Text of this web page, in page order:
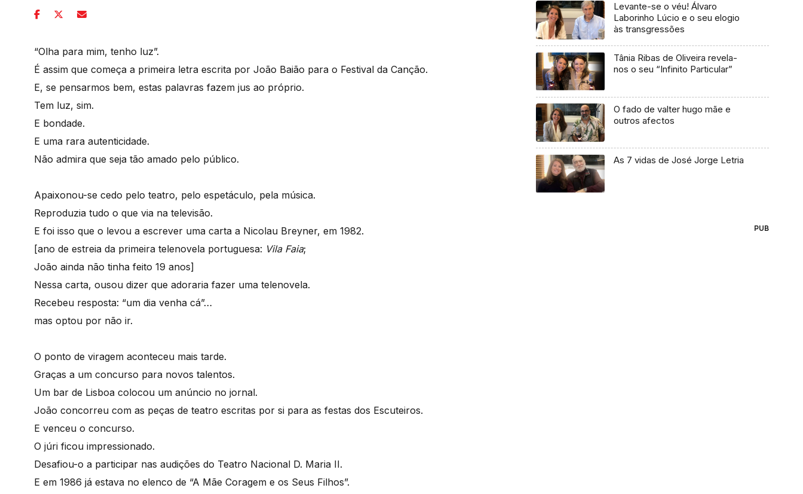
“Olha para mim, tenho luz”.
É assim que começa a primeira letra escrita por João Baião para o Festival da Canção.
E, se pensarmos bem, estas palavras fazem jus ao próprio.
Tem luz, sim.
E bondade.
E uma rara autenticidade.
Não admira que seja tão amado pelo público.
Apaixonou-se cedo pelo teatro, pelo espetáculo, pela música.
Reproduzia tudo o que via na televisão.
E foi isso que o levou a escrever uma carta a Nicolau Breyner, em 1982.
[ano de estreia da primeira telenovela portuguesa: Vila Faia;
João ainda não tinha feito 19 anos]
Nessa carta, ousou dizer que adoraria fazer uma telenovela.
Recebeu resposta: “um dia venha cá”…
mas optou por não ir.
O ponto de viragem aconteceu mais tarde.
Graças a um concurso para novos talentos.
Um bar de Lisboa colocou um anúncio no jornal.
João concorreu com as peças de teatro escritas por si para as festas dos Escuteiros.
E venceu o concurso.
O júri ficou impressionado.
Desafiou-o a participar nas audições do Teatro Nacional D. Maria II.
E em 1986 já estava no elenco de “A Mãe Coragem e os Seus Filhos”.
Levante-se o véu! Álvaro
Laborinho Lúcio e o seu elogio
às transgressões
Tânia Ribas de Oliveira revela-
nos o seu “Infinito Particular”
O fado de valter hugo mãe e
outros afectos
As 7 vidas de José Jorge Letria
PUB